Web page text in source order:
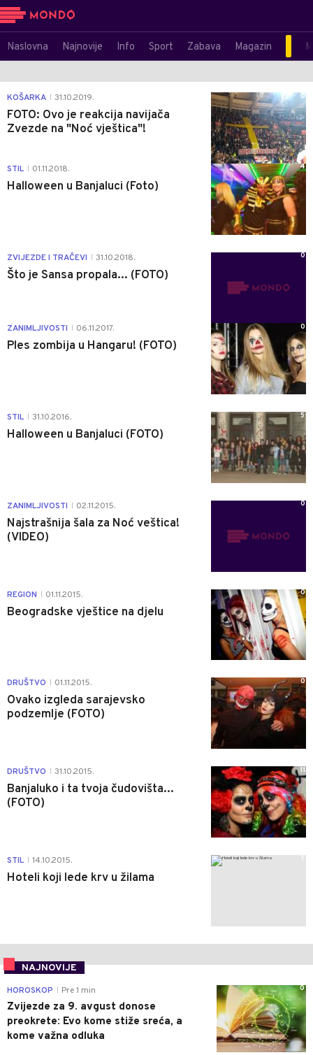
Naslovna Najnovije Info Sport Zabava Magazin
KOŠARKA 31.10.2019.
FOTO: Ovo je reakcija navijača
Zvezde na "Noć vještica"!
0
STIL 01.11.2018.
Halloween u Banjaluci (Foto)
4
ZVIJEZDE I TRAČEVI 31.10.2018.
Što je Sansa propala... (FOTO)
0
ZANIMLJIVOSTI 06.11.2017.
Ples zombija u Hangaru! (FOTO)
0
STIL 31.10.2016.
Halloween u Banjaluci (FOTO)
5
ZANIMLJIVOSTI 02.11.2015.
Najstrašnija šala za Noć veštica!
(VIDEO)
0
REGION 01.11.2015.
Beogradske vještice na djelu
0
DRUŠTVO 01.11.2015.
Ovako izgleda sarajevsko
podzemlje (FOTO)
0
DRUŠTVO 31.10.2015.
Banjaluko i ta tvoja čudovišta...
(FOTO)
11
STIL 14.10.2015.
Hoteli koji lede krv u žilama
1
NAJNOVIJE
0
HOROSKOP Pre 1 min
Zvijezde za 9. avgust donose
preokrete: Evo kome stiže sreća, a
kome važna odluka